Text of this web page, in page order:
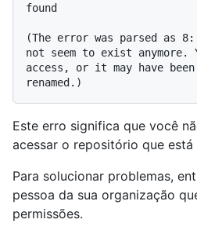
found
(The error was parsed as
not seem to exist anymore.
access, or it may have
Este erro significa que você
acessar o repositório que
Para solucionar problemas,
pessoa da sua organização
permissões.